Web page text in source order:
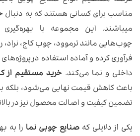
مناسب برای کسانی هستند که به دنبال
میباشند. این مجموعه با
چوب‌هایی مانند ترموود، چوب کاج، نراد،
فرآوری کرده و آماده استفاده در
داخلی و نما می‌کند.خرید مستقیم از
باعث کاهش قیمت نهایی می‌شود، بلکه
تضمین کیفیت و اصالت محصول نیز در
یکی از دلایلی که صنایع چوبی نما را به